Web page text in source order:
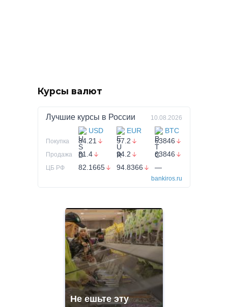
Курсы валют
Лучшие курсы в России 10.08.2026
USD EUR BTC
Покупка 84.21 97.2 63846
Продажа 81.4 94.2 63846
ЦБ РФ 82.1665 94.8366 —
bankiros.ru
Не ешьте эту